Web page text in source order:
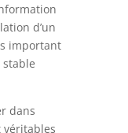
d’un
important
dans
véritables